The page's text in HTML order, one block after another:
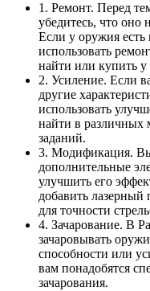
1. Ремонт. Перед
убедитесь, что оно
Если у оружия есть
использовать
найти или купить у
2. Усиление. Если
другие
использовать
найти в различных
заданий.
3. Модификация.
дополнительные
улучшить его
добавить
для точности
4. Зачарование. В
зачаровывать
способности или
вам понадобятся
зачарования.